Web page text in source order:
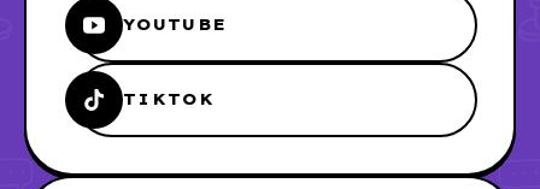
YOUTUBE
TIKTOK